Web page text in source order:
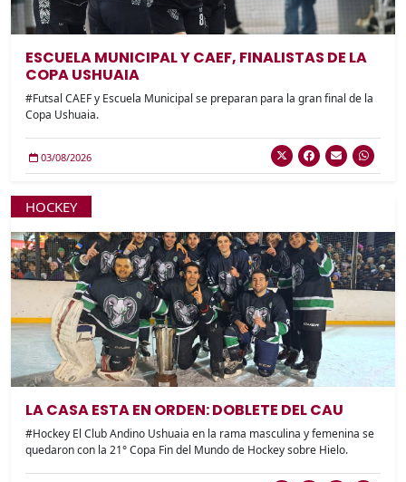
ESCUELA MUNICIPAL Y CAEF, FINALISTAS DE LA
COPA USHUAIA
#Futsal CAEF y Escuela Municipal se preparan para la gran final de la
Copa Ushuaia.
03/08/2026
HOCKEY
LA CASA ESTA EN ORDEN: DOBLETE DEL CAU
#Hockey El Club Andino Ushuaia en la rama masculina y femenina se
quedaron con la 21° Copa Fin del Mundo de Hockey sobre Hielo.